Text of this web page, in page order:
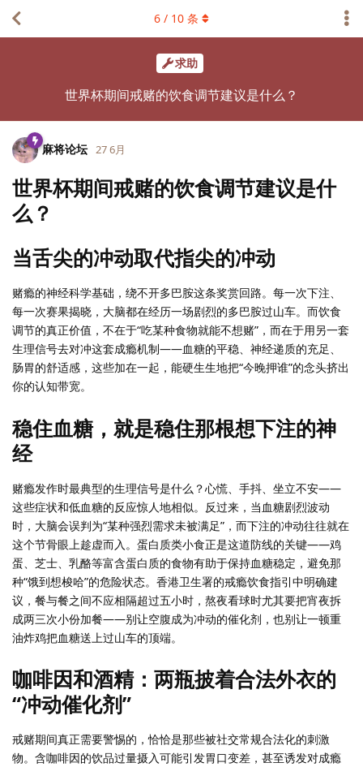
求助
世界杯期间戒赌的饮食调节建议是什么？
6 / 10 条
麻将论坛 27 6月
世界杯期间戒赌的饮食调节建议是什
么？
当舌尖的冲动取代指尖的冲动
赌瘾的神经科学基础，绕不开多巴胺这条奖赏回路。每一次下注、
每一次赛果揭晓，大脑都在经历一场剧烈的多巴胺过山车。而饮食
调节的真正价值，不在于“吃某种食物就能不想赌”，而在于用另一套
生理信号去对冲这套成瘾机制——血糖的平稳、神经递质的充足、
肠胃的舒适感，这些加在一起，能硬生生地把“今晚押谁”的念头挤出
你的认知带宽。
稳住血糖，就是稳住那根想下注的神
经
赌瘾发作时最典型的生理信号是什么？心慌、手抖、坐立不安——
这些症状和低血糖的反应惊人地相似。反过来，当血糖剧烈波动
时，大脑会误判为“某种强烈需求未被满足”，而下注的冲动往往就在
这个节骨眼上趁虚而入。蛋白质类小食正是这道防线的关键——鸡
蛋、芝士、乳酪等富含蛋白质的食物有助于保持血糖稳定，避免那
种“饿到想梭哈”的危险状态。香港卫生署的戒瘾饮食指引中明确建
议，餐与餐之间不应相隔超过五小时，熬夜看球时尤其要把宵夜拆
成两三次小份加餐——别让空腹成为冲动的催化剂，也别让一顿重
油炸鸡把血糖送上过山车的顶端。
咖啡因和酒精：两瓶披着合法外衣的
“冲动催化剂”
戒赌期间真正需要警惕的，恰恰是那些被社交常规合法化的刺激
物。含咖啡因的饮品过量摄入可能引发胃口变差，甚至诱发对成瘾